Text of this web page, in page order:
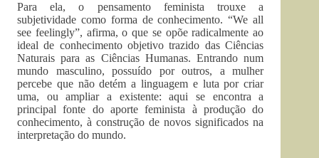
Para ela, o pensamento feminista trouxe a
subjetividade como forma de conhecimento. “We all
see feelingly”, afirma, o que se opõe radicalmente ao
ideal de conhecimento objetivo trazido das Ciências
Naturais para as Ciências Humanas. Entrando num
mundo masculino, possuído por outros, a mulher
percebe que não detém a linguagem e luta por criar
uma, ou ampliar a existente: aqui se encontra a
principal fonte do aporte feminista à produção do
conhecimento, à construção de novos significados na
interpretação do mundo.